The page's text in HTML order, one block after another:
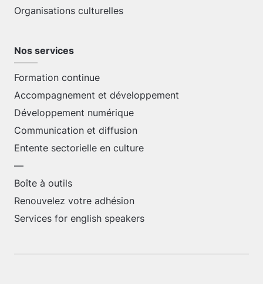
Organisations culturelles
Nos services
Formation continue
Accompagnement et développement
Développement numérique
Communication et diffusion
Entente sectorielle en culture
—
Boîte à outils
Renouvelez votre adhésion
Services for english speakers